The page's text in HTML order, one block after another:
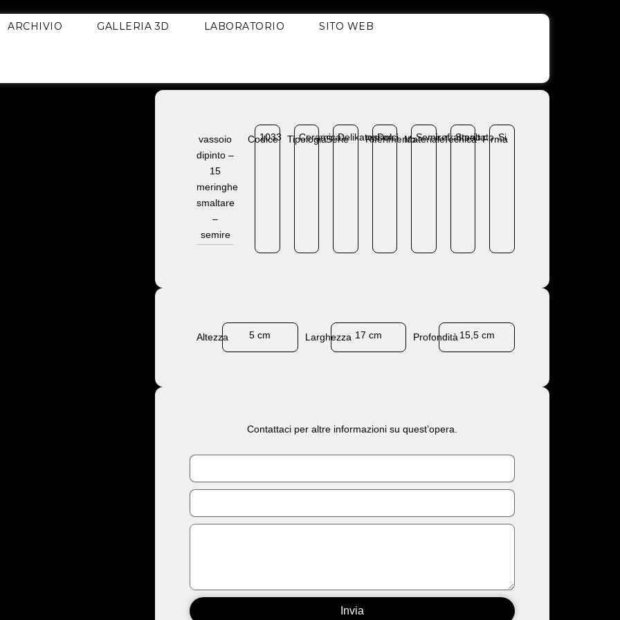
ARCHIVIO GALLERIA 3D LABORATORIO SITO WEB
vassoio
dipinto –
15
meringhe
smaltare
–
semire
Codice
1033 Tipologia
Ceramica
SerieDelikatessen
Riferimento
Dolci Materiale
Semirefrattario
Tecnica
SmaltatoFirma
Si
Altezza 5 cm Larghezza 17 cm Profondità 15,5 cm
Contattaci per altre informazioni su quest’opera.
Nome
Email
Messaggio
Invia